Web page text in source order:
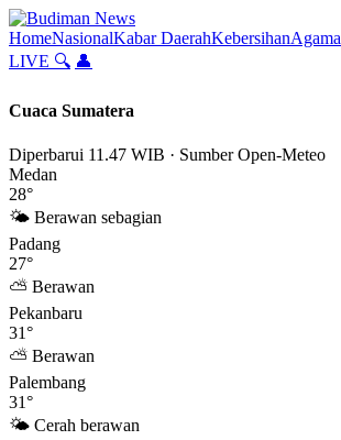
Lompat
ke
konten
HomeNasionalKabar DaerahKebersihanAgama
LIVE 🔍 👤
Cuaca Sumatera
Diperbarui 11.47 WIB · Sumber Open-Meteo
Medan
28°
🌤 Berawan sebagian
Padang
27°
⛅ Berawan
Pekanbaru
31°
⛅ Berawan
Palembang
31°
🌤 Cerah berawan